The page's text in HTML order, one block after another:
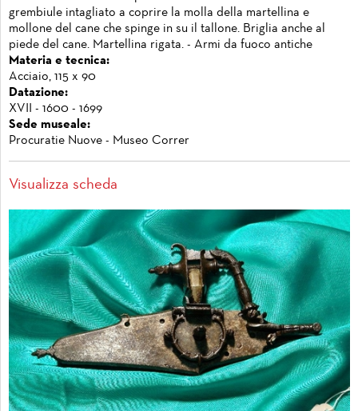
grembiule intagliato a coprire la molla della martellina e
mollone del cane che spinge in su il tallone. Briglia anche al
piede del cane. Martellina rigata. - Armi da fuoco antiche
Materia e tecnica:
Acciaio, 115 x 90
Datazione:
XVII - 1600 - 1699
Sede museale:
Procuratie Nuove - Museo Correr
Visualizza scheda